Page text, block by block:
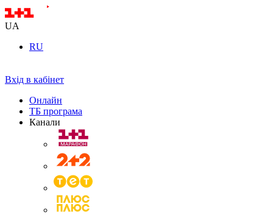
UA
RU
Вхід в кабінет
Онлайн
ТБ програма
Канали